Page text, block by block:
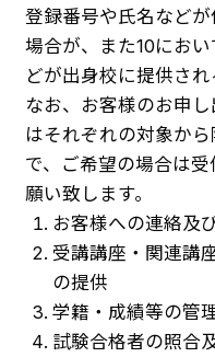
登録番号や氏名など
場合が、また10にお
どが出身校に提供され
なお、お客様のお申
はそれぞれの対象か
で、ご希望の場合は
願い致します。
お客様への連絡及
受講講座・関連講
の提供
学籍・成績等の管
試験合格者の照合